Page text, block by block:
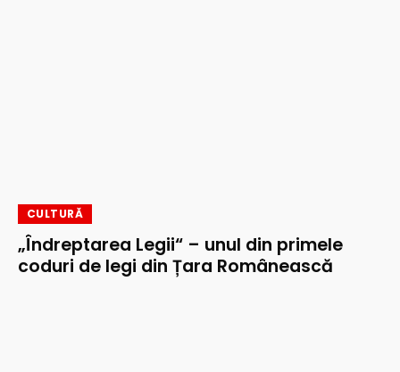
CULTURĂ
„Îndreptarea Legii“ – unul din primele
coduri de legi din Țara Românească